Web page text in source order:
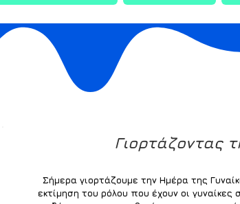
Γιορτάζοντας
Σήμερα γιορτάζουμε την Ημέρα της
εκτίμηση του ρόλου που έχουν οι γυναίκες